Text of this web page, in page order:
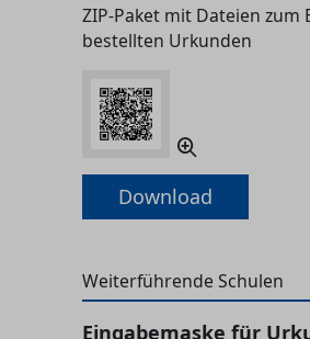
ZIP-Paket mit Dateien zum
bestellten Urkunden
Download
Weiterführende Schulen
Eingabemaske für